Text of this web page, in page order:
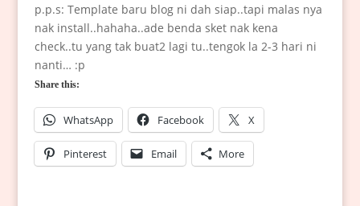
p.p.s: Template baru blog ni dah siap..tapi malas nya
nak install..hahaha..ade benda sket nak kena
check..tu yang tak buat2 lagi tu..tengok la 2-3 hari ni
nanti… :p
Share this:
WhatsApp Facebook X
Pinterest Email More